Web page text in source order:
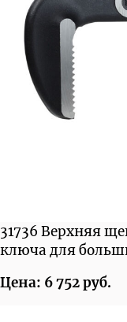
31736 Верхняя
ключа для
Цена: 6 752 руб.